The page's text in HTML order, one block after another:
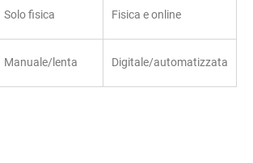
Solo fisica Fisica e online
Manuale/lenta Digitale/automatizzata